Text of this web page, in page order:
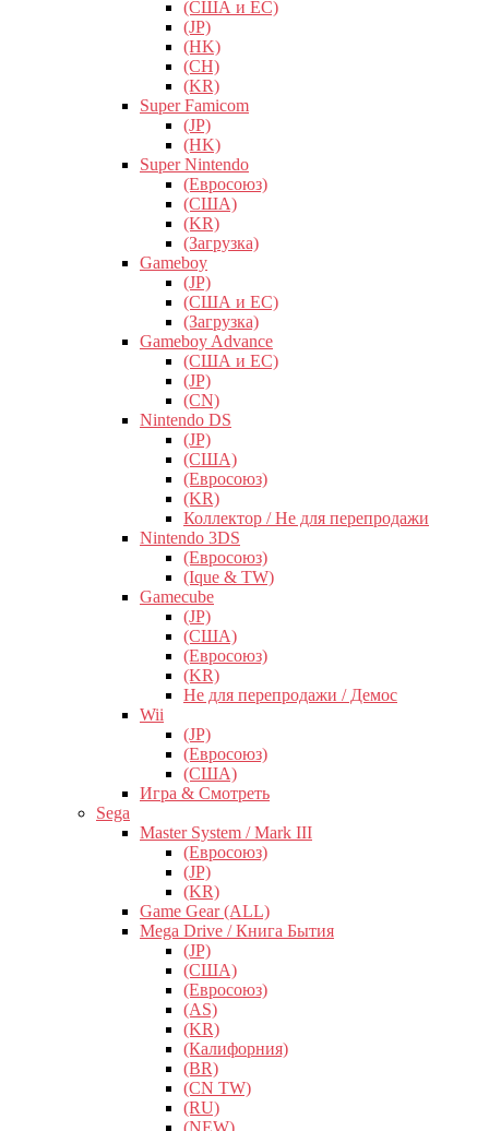
(США и ЕС)
(JP)
(HK)
(CH)
(KR)
Super Famicom
(JP)
(HK)
Super Nintendo
(Евросоюз)
(США)
(KR)
(Загрузка)
Gameboy
(JP)
(США и ЕС)
(Загрузка)
Gameboy Advance
(США и ЕС)
(JP)
(CN)
Nintendo DS
(JP)
(США)
(Евросоюз)
(KR)
Коллектор / Не для перепродажи
Nintendo 3DS
(Евросоюз)
(Ique & TW)
Gamecube
(JP)
(США)
(Евросоюз)
(KR)
Не для перепродажи / Демос
Wii
(JP)
(Евросоюз)
(США)
Игра & Смотреть
Sega
Master System / Mark III
(Евросоюз)
(JP)
(KR)
Game Gear (ALL)
Mega Drive / Книга Бытия
(JP)
(США)
(Евросоюз)
(AS)
(KR)
(Калифорния)
(BR)
(CN TW)
(RU)